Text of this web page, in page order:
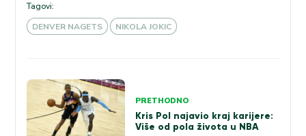
Tagovi:
DENVER NAGETS
NIKOLA JOKIC
Kretanje
članka
PRETHODNO
Kris Pol najavio kraj karijere:
Više od pola života u NBA